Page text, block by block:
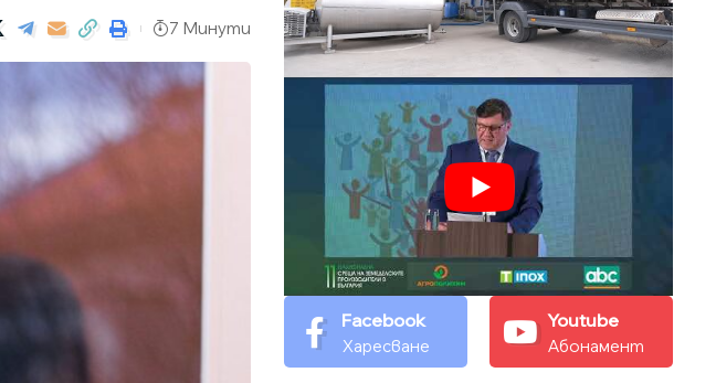
7 Минути
Facebook
Харесване
Youtube
Абонамент